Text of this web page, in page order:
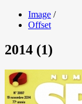
Image /
Offset
2014 (1)